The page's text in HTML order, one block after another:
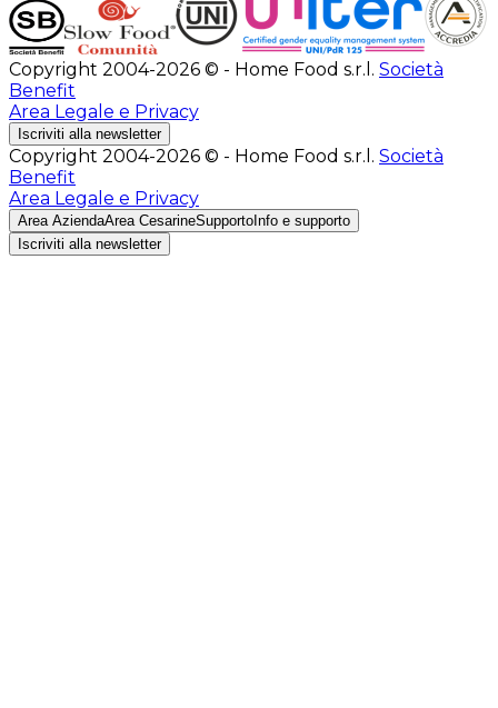
Copyright 2004-2026 © - Home Food s.r.l. Società
Benefit
Area Legale e Privacy
Iscriviti alla newsletter
Copyright 2004-2026 © - Home Food s.r.l. Società
Benefit
Area Legale e Privacy
Area AziendaArea CesarineSupporto Info e supporto
Iscriviti alla newsletter